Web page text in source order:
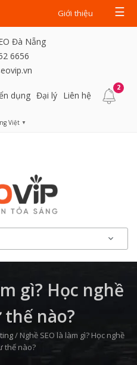
Giới thiệu ☰
Đà Nẵng
6656
dụng Đại lý Liên hệ
2
Việt ▼
gì? Học nghề
thế nào?
/Nghề SEO là làm gì? Học nghề
thế nào?